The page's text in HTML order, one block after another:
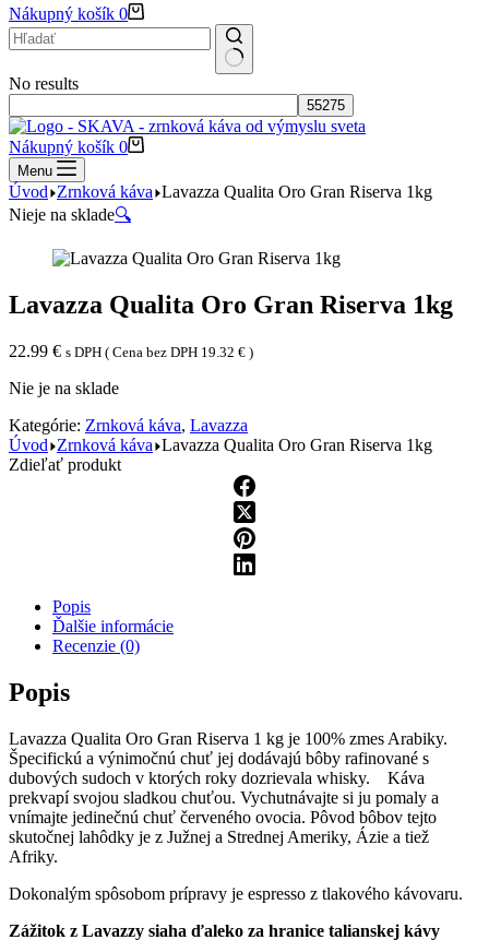
Nákupný košík 0
No results
Nákupný košík 0
Menu
Úvod Zrnková káva Lavazza Qualita Oro Gran Riserva 1kg
Nieje na sklade🔍
Lavazza Qualita Oro Gran Riserva 1kg
22.99 € s DPH ( Cena bez DPH 19.32 € )
Nie je na sklade
Kategórie: Zrnková káva, Lavazza
Úvod Zrnková káva Lavazza Qualita Oro Gran Riserva 1kg
Zdieľať produkt
Popis
Ďalšie informácie
Recenzie (0)
Popis
Lavazza Qualita Oro Gran Riserva 1 kg je 100% zmes Arabiky.
Špecifickú a výnimočnú chuť jej dodávajú bôby rafinované s
dubových sudoch v ktorých roky dozrievala whisky. Káva
prekvapí svojou sladkou chuťou. Vychutnávajte si ju pomaly a
vnímajte jedinečnú chuť červeného ovocia. Pôvod bôbov tejto
skutočnej lahôdky je z Južnej a Strednej Ameriky, Ázie a tiež
Afriky.
Dokonalým spôsobom prípravy je espresso z tlakového kávovaru.
Zážitok z Lavazzy siaha ďaleko za hranice talianskej kávy